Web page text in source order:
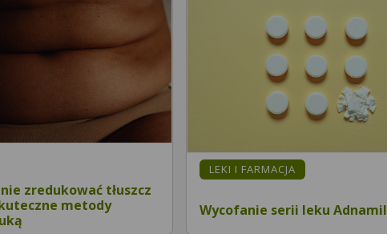
zredukować tłuszcz
metody
LEKI I FARMACJA
Wycofanie serii leku Adnamil